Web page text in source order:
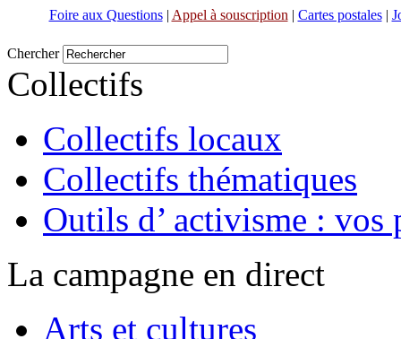
Foire aux Questions| Appel à souscription | Cartes postales|
Chercher
Collectifs
Collectifs locaux
Collectifs thématiques
Outils d’ activisme : vos
La campagne en direct
Arts et cultures